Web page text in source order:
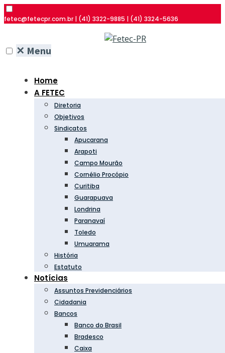
fetec@fetecpr.com.br | (41) 3322-9885 | (41) 3324-5636
✕ Menu
Home
A FETEC
Diretoria
Objetivos
Sindicatos
Apucarana
Arapoti
Campo Mourão
Cornélio Procópio
Curitiba
Guarapuava
Londrina
Paranavaí
Toledo
Umuarama
História
Estatuto
Notícias
Assuntos Previdenciários
Cidadania
Bancos
Banco do Brasil
Bradesco
Caixa